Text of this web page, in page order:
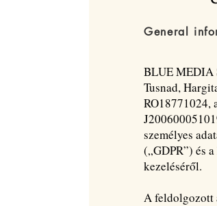
General
BLUE MEDIA
Tusnad,
RO18771024,
személyes
(„GDPR”) és
kezeléséről.
A feldolgozott